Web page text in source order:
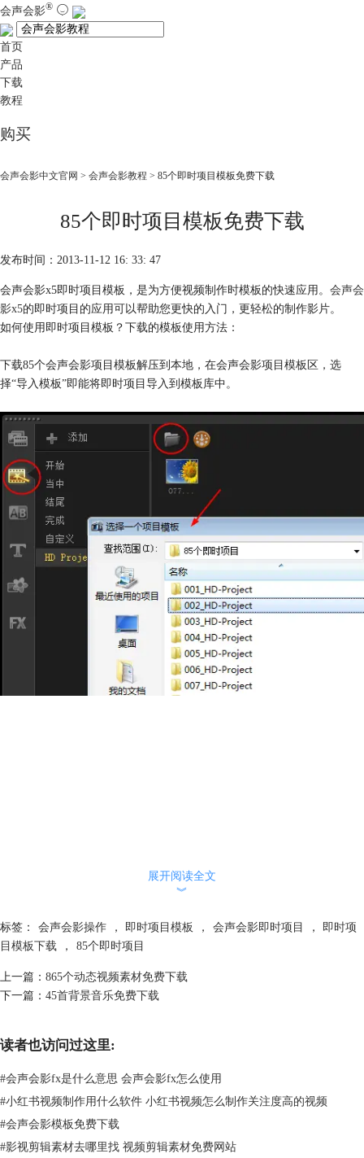
会声会影®
首页
产品
下载
教程
购买
会声会影中文官网 > 会声会影教程 > 85个即时项目模板免费下载
85个即时项目模板免费下载
发布时间：2013-11-12 16: 33: 47
会声会影x5即时项目模板，是为方便视频制作时模板的快速应用。 会声会
影x5的即时项目的应用可以帮助您更快的入门，更轻松的制作影片。
如何使用即时项目模板？下载的模板使用方法：
下载85个会声会影项目模板解压到本地，在会声会影项目模板区，选
择“导入模板”即能将即时项目导入到模板库中。
展开阅读全文
︾
标签： 会声会影操作 ， 即时项目模板 ， 会声会影即时项目 ，
即时项
目模板下载
， 85个即时项目
上一篇： 865个动态视频素材免费下载
下一篇： 45首背景音乐免费下载
读者也访问过这里:
#会声会影fx是什么意思 会声会影fx怎么使用
#小红书视频制作用什么软件 小红书视频怎么制作关注度高的视频
#会声会影模板免费下载
#影视剪辑素材去哪里找 视频剪辑素材免费网站